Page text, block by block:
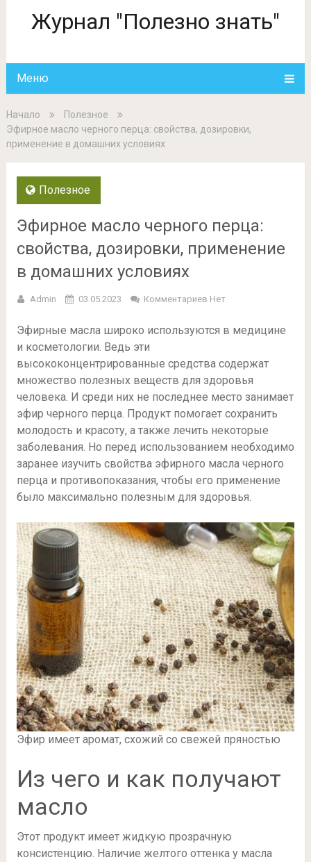
Журнал "Полезно знать"
Меню
Начало
Полезное
Эфирное масло черного перца: свойства, дозировки,
применение в домашних условиях
Полезное
Эфирное масло черного перца:
свойства, дозировки, применение
в домашних условиях
Admin 03.05.2023 Комментариев Нет
Эфирные масла широко используются в медицине
и косметологии. Ведь эти
высококонцентрированные средства содержат
множество полезных веществ для здоровья
человека. И среди них не последнее место занимает
эфир черного перца. Продукт помогает сохранить
молодость и красоту, а также лечить некоторые
заболевания. Но перед использованием необходимо
заранее изучить свойства эфирного масла черного
перца и противопоказания, чтобы его применение
было максимально полезным для здоровья.
Эфир имеет аромат, схожий со свежей пряностью
Из чего и как получают
масло
Этот продукт имеет жидкую прозрачную
консистенцию. Наличие желтого оттенка у масла